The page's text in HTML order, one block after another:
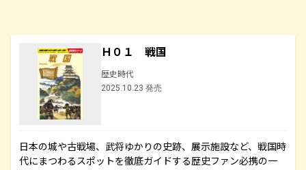
Ｈ０１ 戦国
歴史時代
2025.10.23 発売
日本の城や古戦場、武将ゆかりの史跡、展示施設など、戦国時
代にまつわるスポットを徹底ガイドする歴史ファン必携の一